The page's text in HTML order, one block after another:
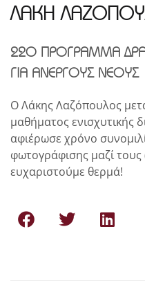
ΛΑΚΗ
22Ο ΠΡΟΓΡΑΜΜΑ
ΓΙΑ ΑΝΕΡΓΟΥΣ ΝΕΟΥΣ
O Λάκης Λαζόπουλος
μαθήματος ενισχυτικής
αφιέρωσε χρόνο
φωτογράφισης μαζί τους
ευχαριστούμε θερμά!